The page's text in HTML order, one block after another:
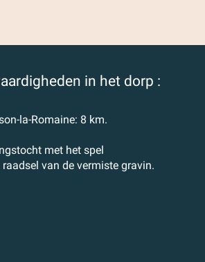
in het dorp :
la-Romaine: 8 km.
met het spel
raadsel van de vermiste gravin.